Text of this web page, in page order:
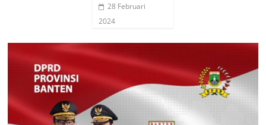
28 Februari
2024